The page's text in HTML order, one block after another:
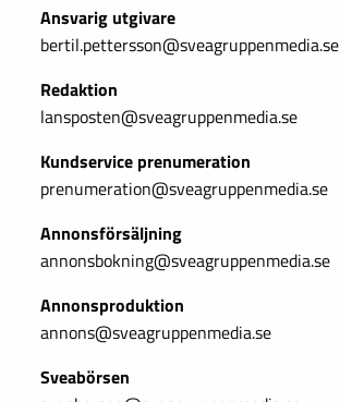
Ansvarig utgivare
bertil.pettersson@sveagruppenmedia.se
Redaktion
lansposten@sveagruppenmedia.se
Kundservice prenumeration
prenumeration@sveagruppenmedia.se
Annonsförsäljning
annonsbokning@sveagruppenmedia.se
Annonsproduktion
annons@sveagruppenmedia.se
Sveabörsen